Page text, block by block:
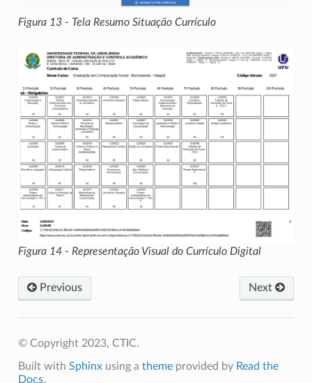
Figura 13 - Tela Resumo Situação Currículo
Figura 14 - Representação Visual do Currículo Digital
Previous Next
© Copyright 2023, CTIC.
Built with Sphinxusing a themeprovided by Read the
Docs.